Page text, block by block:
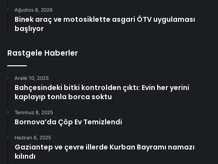
Ağustos 8, 2026
Binek araç ve motosiklette asgari ÖTV uygulaması
başlıyor
Rastgele Haberler
Aralık 10, 2025
Bahçesindeki bitki kontrolden çıktı: Evin her yerini
kaplayıp tonla borca soktu
Temmuz 8, 2025
Bornova’da Çöp Ev Temizlendi
Haziran 6, 2025
Gaziantep ve çevre illerde Kurban Bayramı namazı
kılındı